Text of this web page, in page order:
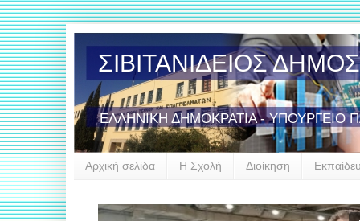
ΣΙΒΙΤΑΝΙΔΕΙΟΣ
ΕΛΛΗΝΙΚΗ ΔΗΜΟΚΡΑΤΙΑ - ΥΠΟΥΡΓΕΙΟ
Αρχική σελίδα Η Σχολή Διοίκηση